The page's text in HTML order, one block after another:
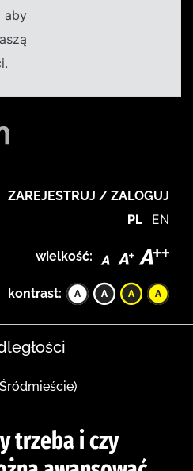
ZAREJESTRUJ / ZALOGUJ
PL EN
wielkość:
kontrast:
trzeba i czy